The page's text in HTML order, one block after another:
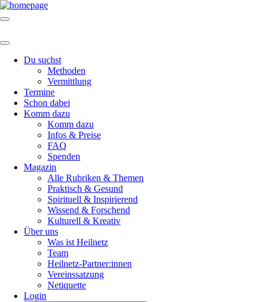
Du suchst
Methoden
Vermittlung
Termine
Schon dabei
Komm dazu
Komm dazu
Infos & Preise
FAQ
Spenden
Magazin
Alle Rubriken & Themen
Praktisch & Gesund
Spirituell & Inspirierend
Wissend & Forschend
Kulturell & Kreativ
Über uns
Was ist Heilnetz
Team
Heilnetz-Partner:innen
Vereinssatzung
Netiquette
Login